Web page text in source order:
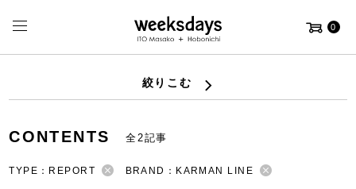
0
絞りこむ
CONTENTS 全2記事
TYPE：REPORT BRAND：KARMAN LINE